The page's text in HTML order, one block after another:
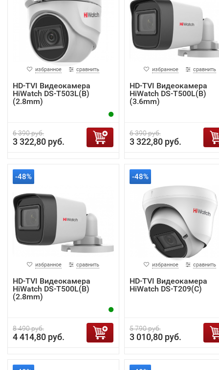
избранное сравнить
HD-TVI Видеокамера
HiWatch DS-T503L(B)
(2.8mm)
6 390 руб.
3 322,80 руб.
избранное сравнить
HD-TVI Видеокамера
HiWatch DS-T500L(B)
(3.6mm)
6 390 руб.
3 322,80 руб.
-48%
избранное сравнить
HD-TVI Видеокамера
HiWatch DS-T500L(B)
(2.8mm)
8 490 руб.
4 414,80 руб.
-48%
избранное сравнить
HD-TVI Видеокамера
HiWatch DS-T209(С)
5 790 руб.
3 010,80 руб.